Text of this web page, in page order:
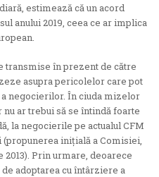
estimează că un acord
anului 2019, ceea ce ar implica
transmise în prezent de către
asupra pericolelor care pot
negocierilor. În ciuda mizelor
ar trebui să se întindă foarte
la negocierile pe actualul CFM
(propunerea inițială a Comisiei,
2013). Prin urmare, deoarece
adoptarea cu întârziere a